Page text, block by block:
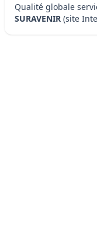
Qualité globale
SURAVENIR (site